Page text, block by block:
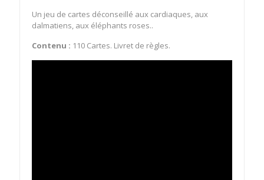
Un jeu de cartes déconseillé aux cardiaques, aux
dalmatiens, aux éléphants roses..
Contenu : 110 Cartes. Livret de règles.